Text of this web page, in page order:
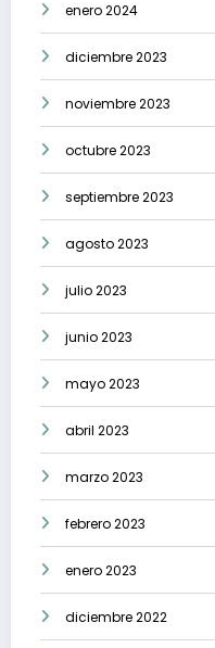
enero 2024
diciembre 2023
noviembre 2023
octubre 2023
septiembre 2023
agosto 2023
julio 2023
junio 2023
mayo 2023
abril 2023
marzo 2023
febrero 2023
enero 2023
diciembre 2022